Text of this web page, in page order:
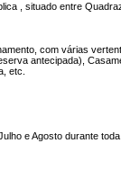
, situado entre
com várias
antecipada),
etc.
e Agosto durante